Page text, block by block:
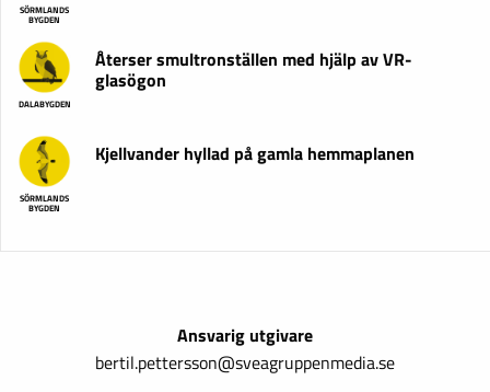
SÖRMLANDS
BYGDEN
DALABYGDEN
Återser smultronställen med hjälp av VR-
glasögon
SÖRMLANDS
BYGDEN
Kjellvander hyllad på gamla hemmaplanen
Ansvarig utgivare
bertil.pettersson@sveagruppenmedia.se